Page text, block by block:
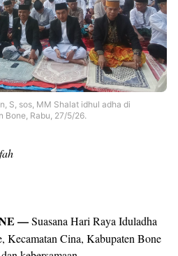
S, sos, MM Shalat idhul adha di
Bone, Rabu, 27/5/26.
—Suasana Hari Raya Iduladha
Kecamatan Cina, Kabupaten Bone